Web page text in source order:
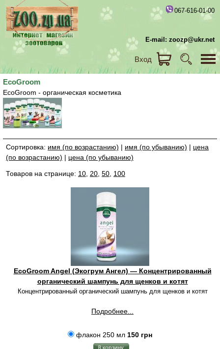
067-616-01-00
E-mail: zoozp@ukr.net
Вход
EcoGroom
EcoGroom - органическая косметика
Сортировка: имя (по возрастанию) | имя (по убыванию) | цена
(по возрастанию) | цена (по убыванию)
Товаров на странице: 10 20 50 100
EcoGroom Angel (Экогрум Ангел) — Концентрированный
органический шампунь для щенков и котят
Концентрированный органический шампунь для щенков и котят
Подробнее...
флакон 250 мл 150 грн